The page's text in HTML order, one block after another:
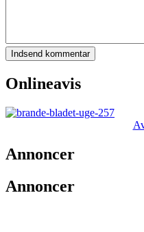
Onlineavis
Annoncer
Annoncer